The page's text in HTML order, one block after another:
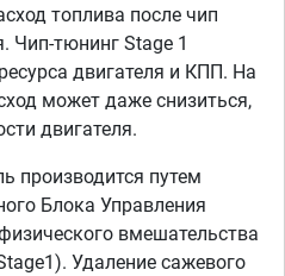
топлива после чип
Чип-тюнинг Stage 1
двигателя и КПП. На
может даже снизиться,
двигателя.
производится путем
Блока Управления
вмешательства
Удаление сажевого